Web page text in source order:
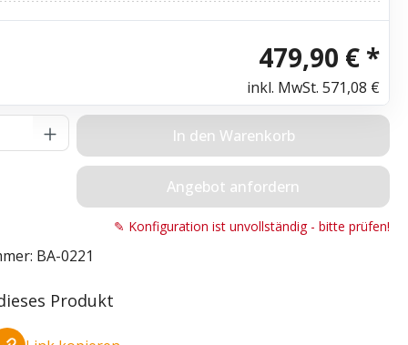
479,90 € *
inkl. MwSt. 571,08 €
Gib den gewünschten Wert
In den Warenkorb
Angebot anfordern
✎ Konfiguration ist unvollständig - bitte prüfen!
BA-0221
Produkt